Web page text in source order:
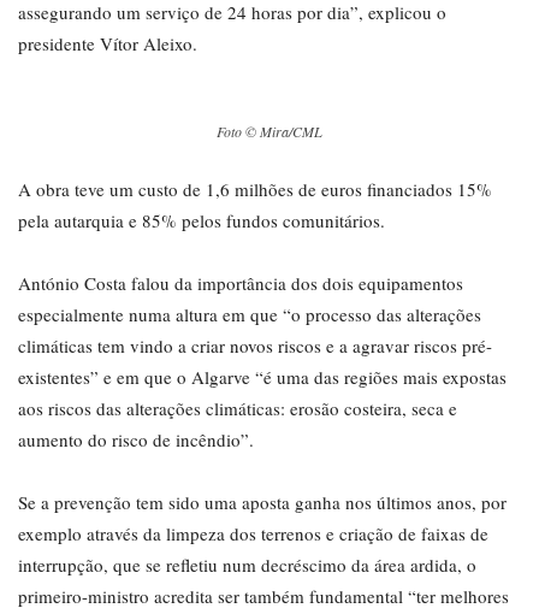
assegurando um serviço de 24 horas por dia”, explicou o
presidente Vítor Aleixo.
Foto © Mira/CML
A obra teve um custo de 1,6 milhões de euros financiados 15%
pela autarquia e 85% pelos fundos comunitários.
António Costa falou da importância dos dois equipamentos
especialmente numa altura em que “o processo das alterações
climáticas tem vindo a criar novos riscos e a agravar riscos pré-
existentes” e em que o Algarve “é uma das regiões mais expostas
aos riscos das alterações climáticas: erosão costeira, seca e
aumento do risco de incêndio”.
Se a prevenção tem sido uma aposta ganha nos últimos anos, por
exemplo através da limpeza dos terrenos e criação de faixas de
interrupção, que se refletiu num decréscimo da área ardida, o
primeiro-ministro acredita ser também fundamental “ter melhores